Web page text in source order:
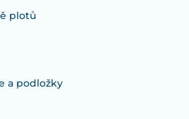
plotů
a podložky